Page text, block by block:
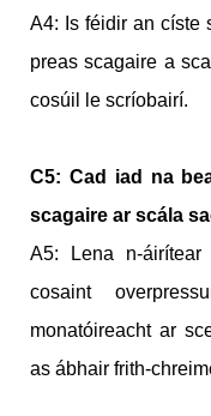
A4: Is féidir an císte
preas scagaire a
cosúil le scríobairí.
C5: Cad iad na
scagaire ar scála
A5: Lena n-
cosaint
monatóireacht ar
as ábhair frith-